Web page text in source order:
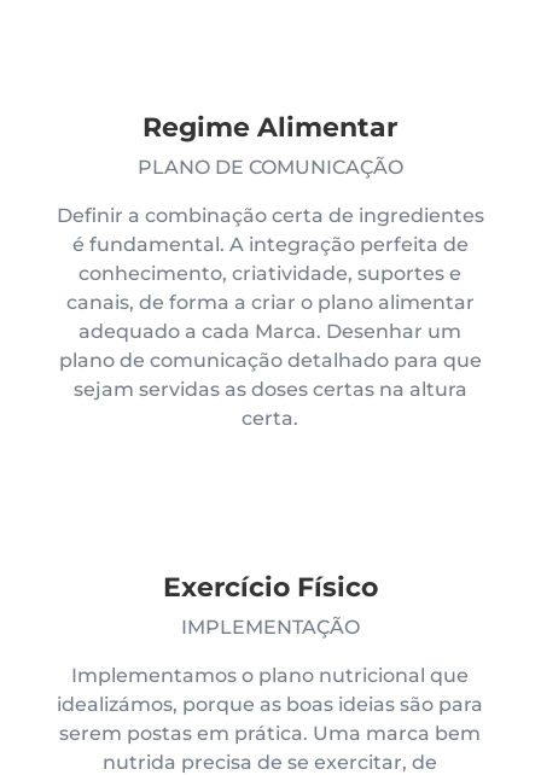
Regime Alimentar
PLANO DE COMUNICAÇÃO
Definir a combinação certa de ingredientes
é fundamental. A integração perfeita de
conhecimento, criatividade, suportes e
canais, de forma a criar o plano alimentar
adequado a cada Marca. Desenhar um
plano de comunicação detalhado para que
sejam servidas as doses certas na altura
certa.
Exercício Físico
IMPLEMENTAÇÃO
Implementamos o plano nutricional que
idealizámos, porque as boas ideias são para
serem postas em prática. Uma marca bem
nutrida precisa de se exercitar, de